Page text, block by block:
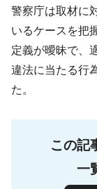
警察庁は取材に
いるケースを把
定義が曖昧で、
違法に当たる行
た。
この記
一